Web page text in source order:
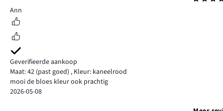
5
Ann
Geverifieerde aankoop
Maat: 42 (past goed) , Kleur: kaneelrood
mooi de bloes kleur ook prachtig
2026-05-08